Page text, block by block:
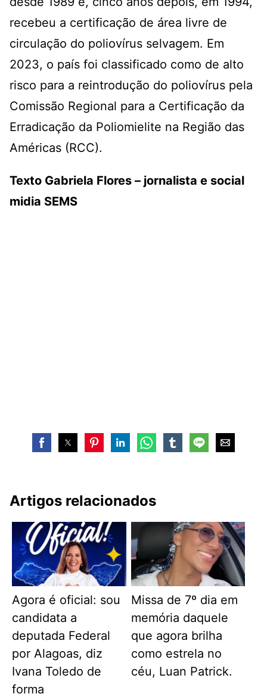
recebeu a certificação de área livre de
circulação do poliovírus selvagem. Em
2023, o país foi classificado como de alto
risco para a reintrodução do poliovírus pela
Comissão Regional para a Certificação da
Erradicação da Poliomielite na Região das
Américas (RCC).
Texto Gabriela Flores – jornalista e social
midia SEMS
Artigos relacionados
Agora é oficial: sou
candidata a
deputada Federal
por Alagoas, diz
Ivana Toledo de
forma
Missa de 7º dia em
memória daquele
que agora brilha
como estrela no
céu, Luan Patrick.